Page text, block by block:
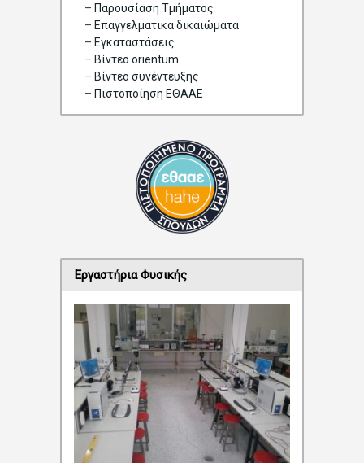
– Παρουσίαση Τμήματος
– Επαγγελματικά δικαιώματα
– Eγκαταστάσεις
– Βίντεο orientum
– Bίντεο συνέντευξης
– Πιστοποίηση ΕΘΑΑΕ
Εργαστήρια Φυσικής